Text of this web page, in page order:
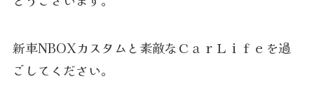
新車NBOXカスタムと素敵なＣａｒＬｉｆｅを過
ごしてください。